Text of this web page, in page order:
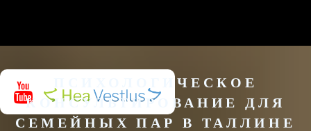
ПСИХОЛОГИЧЕСКОЕ
КОНСУЛЬТИРОВАНИЕ ДЛЯ
СЕМЕЙНЫХ ПАР В ТАЛЛИНЕ